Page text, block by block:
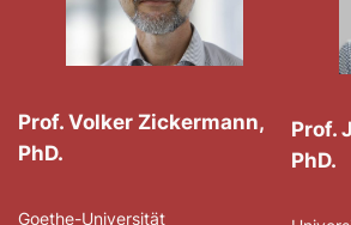
Prof. Volker Zickermann,
PhD.
Goethe-Universität
Prof.
PhD.